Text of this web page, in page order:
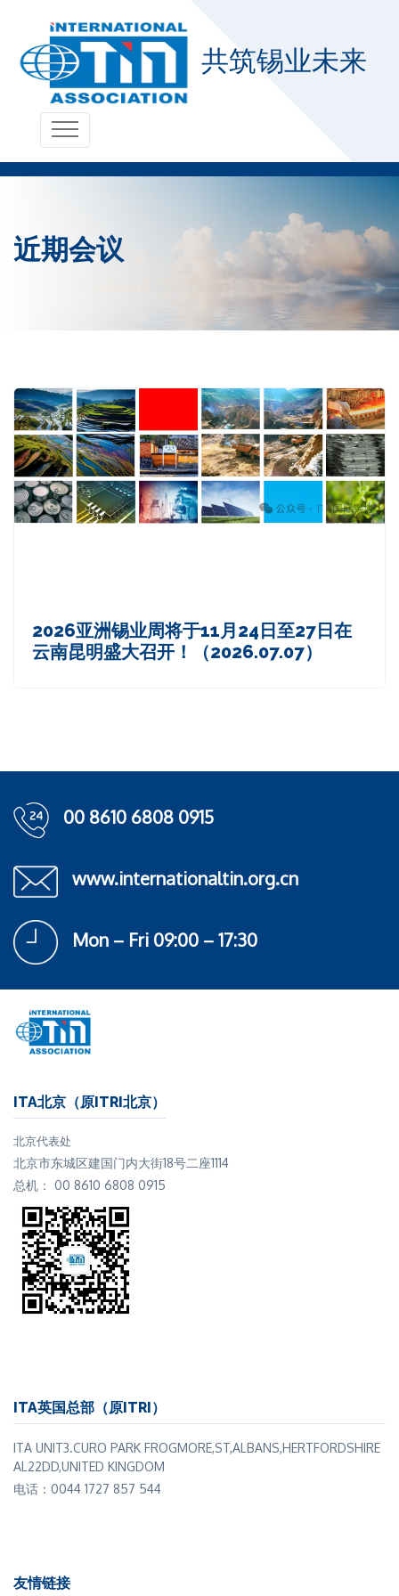
共筑锡业未来
近期会议
2026亚洲锡业周将于11月24日至27日在
云南昆明盛大召开！（2026.07.07）
00 8610 6808 0915
www.internationaltin.org.cn
Mon – Fri 09:00 – 17:30
ITA北京（原ITRI北京）
北京代表处
北京市东城区建国门内大街18号二座1114
总机： 00 8610 6808 0915
ITA英国总部（原ITRI）
ITA UNIT3.CURO PARK FROGMORE,ST,ALBANS,HERTFORDSHIRE
AL22DD,UNITED KINGDOM
电话：0044 1727 857 544
友情链接